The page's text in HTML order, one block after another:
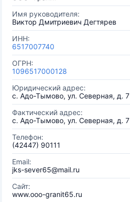
Имя руководителя:
Виктор Дмитриевич Дегтярев
ИНН:
6517007740
ОГРН:
1096517000128
Юридический адрес:
с. Адо-Тымово, ул. Северная, д. 7
Фактический адрес:
с. Адо-Тымово, ул. Северная, д. 7
Телефон:
(42447) 90111
Email:
jks-sever65@mail.ru
Сайт:
www.ooo-granit65.ru